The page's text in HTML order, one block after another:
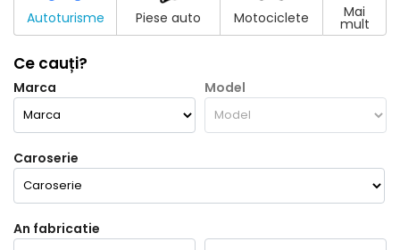
Autoturisme Piese auto Motociclete Mai
mult
Ce cauți?
Marca Model
Caroserie
An fabricatie